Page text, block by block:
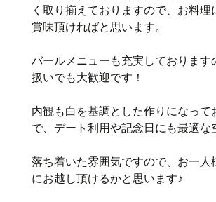
く取り揃えておりますので、お料理
賞味頂ければと思います。
バールメニューも充実しております
扱いでも大歓迎です！
内観も白を基調とした作りになって
で、デート利用や記念日にも最適な
落ち着いた雰囲気ですので、お一人
にお越し頂けるかと思います♪